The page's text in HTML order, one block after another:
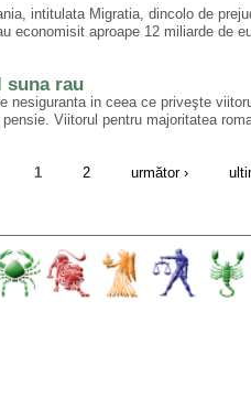
intitulata Migratia, dincolo de
economisit aproape 12 miliarde de
suna rau
nesiguranta in ceea ce priveşte
Viitorul pentru majoritatea
1
2 următor ›